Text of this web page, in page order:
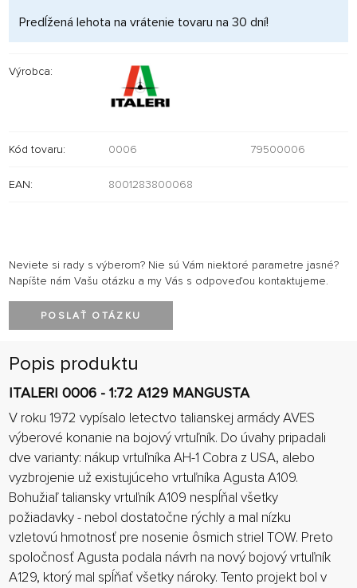
Predĺžená lehota na vrátenie tovaru na 30 dní!
Výrobca:
Kód tovaru: 0006 79500006
EAN: 8001283800068
Neviete si rady s výberom? Nie sú Vám niektoré parametre jasné?
Napíšte nám Vašu otázku a my Vás s odpoveďou kontaktujeme.
POSLAŤ OTÁZKU
Popis produktu
ITALERI 0006 - 1:72 A129 MANGUSTA
V roku 1972 vypísalo letectvo talianskej armády AVES
výberové konanie na bojový vrtuľník. Do úvahy pripadali
dve varianty: nákup vrtuľníka AH-1 Cobra z USA, alebo
vyzbrojenie už existujúceho vrtuľníka Agusta A109.
Bohužiaľ taliansky vrtuľník A109 nespĺňal všetky
požiadavky - nebol dostatočne rýchly a mal nízku
vzletovú hmotnosť pre nosenie ôsmich striel TOW. Preto
spoločnosť Agusta podala návrh na nový bojový vrtuľník
A129, ktorý mal spĺňať všetky nároky. Tento projekt bol v